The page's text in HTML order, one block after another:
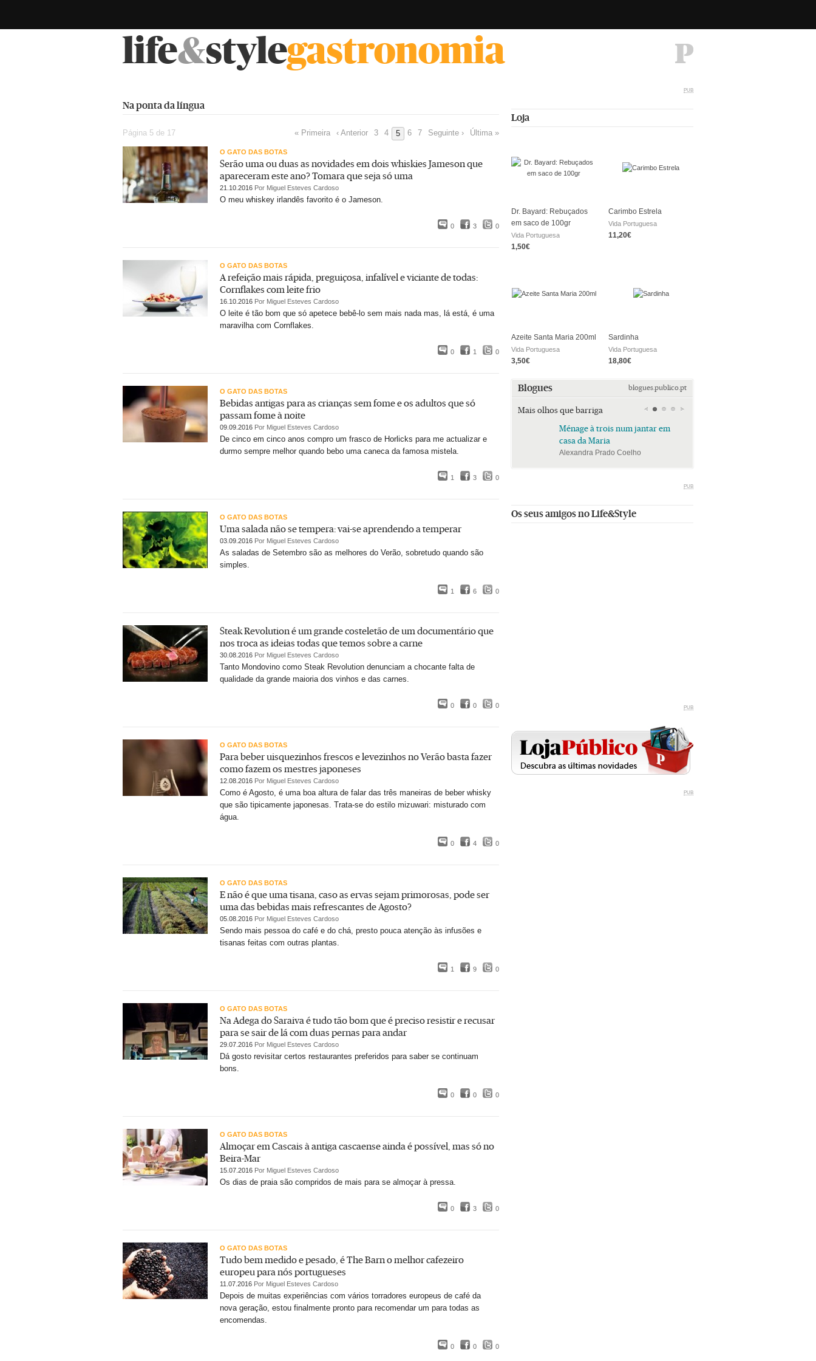
life&stylegastronomia
Na ponta da língua
Página 5 de 17 « Primeira ‹ Anterior 3 4 5 6 7 Seguinte › Última »
O GATO DAS BOTAS
Serão uma ou duas as novidades em dois whiskies Jameson que
apareceram este ano? Tomara que seja só uma
21.10.2016 Por Miguel Esteves Cardoso
O meu whiskey irlandês favorito é o Jameson.
0 3 0
O GATO DAS BOTAS
A refeição mais rápida, preguiçosa, infalível e viciante de todas:
Cornflakes com leite frio
16.10.2016 Por Miguel Esteves Cardoso
O leite é tão bom que só apetece bebê-lo sem mais nada mas, lá está, é uma
maravilha com Cornflakes.
0 1 0
O GATO DAS BOTAS
Bebidas antigas para as crianças sem fome e os adultos que só
passam fome à noite
09.09.2016 Por Miguel Esteves Cardoso
De cinco em cinco anos compro um frasco de Horlicks para me actualizar e
durmo sempre melhor quando bebo uma caneca da famosa mistela.
1 3 0
O GATO DAS BOTAS
Uma salada não se tempera: vai-se aprendendo a temperar
03.09.2016 Por Miguel Esteves Cardoso
As saladas de Setembro são as melhores do Verão, sobretudo quando são
simples.
1 6 0
Steak Revolution é um grande costeletão de um documentário que
nos troca as ideias todas que temos sobre a carne
30.08.2016 Por Miguel Esteves Cardoso
Tanto Mondovino como Steak Revolution denunciam a chocante falta de
qualidade da grande maioria dos vinhos e das carnes.
0 0 0
O GATO DAS BOTAS
Para beber uisquezinhos frescos e levezinhos no Verão basta fazer
como fazem os mestres japoneses
12.08.2016 Por Miguel Esteves Cardoso
Como é Agosto, é uma boa altura de falar das três maneiras de beber whisky
que são tipicamente japonesas. Trata-se do estilo mizuwari: misturado com
água.
0 4 0
O GATO DAS BOTAS
E não é que uma tisana, caso as ervas sejam primorosas, pode ser
uma das bebidas mais refrescantes de Agosto?
05.08.2016 Por Miguel Esteves Cardoso
Sendo mais pessoa do café e do chá, presto pouca atenção às infusões e
tisanas feitas com outras plantas.
1 9 0
O GATO DAS BOTAS
Na Adega do Saraiva é tudo tão bom que é preciso resistir e recusar
para se sair de lá com duas pernas para andar
29.07.2016 Por Miguel Esteves Cardoso
Dá gosto revisitar certos restaurantes preferidos para saber se continuam
bons.
0 0 0
O GATO DAS BOTAS
Almoçar em Cascais à antiga cascaense ainda é possível, mas só no
Beira-Mar
15.07.2016 Por Miguel Esteves Cardoso
Os dias de praia são compridos de mais para se almoçar à pressa.
0 3 0
O GATO DAS BOTAS
Tudo bem medido e pesado, é The Barn o melhor cafezeiro
europeu para nós portugueses
11.07.2016 Por Miguel Esteves Cardoso
Depois de muitas experiências com vários torradores europeus de café da
nova geração, estou finalmente pronto para recomendar um para todas as
encomendas.
0 0 0
PUB
Loja
Dr. Bayard: Rebuçados
em saco de 100gr
Vida Portuguesa
1,50€
Carimbo Estrela
Vida Portuguesa
11,20€
Azeite Santa Maria 200ml
Vida Portuguesa
3,50€
Sardinha
Vida Portuguesa
18,80€
Blogues blogues.publico.pt
Mais olhos que barriga
Ménage à trois num jantar em
casa da Maria
Alexandra Prado Coelho
PUB
Os seus amigos no Life&Style
PUB
PUB